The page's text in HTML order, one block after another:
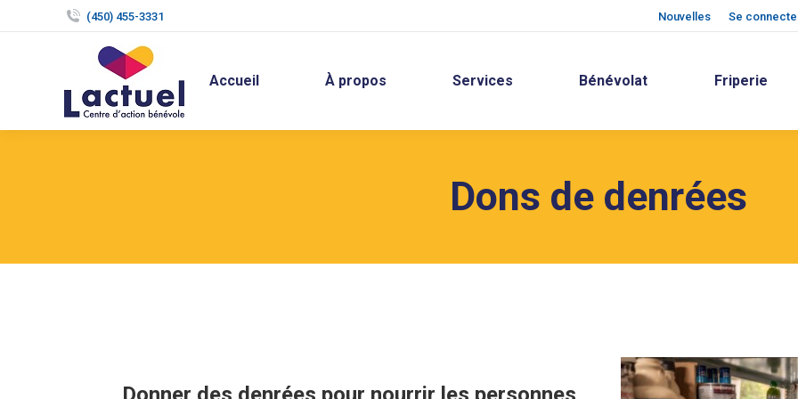
(450) 455-3331 Nouvelles Se
Accueil À propos Services Bénévolat Friperie
Dons de denrées